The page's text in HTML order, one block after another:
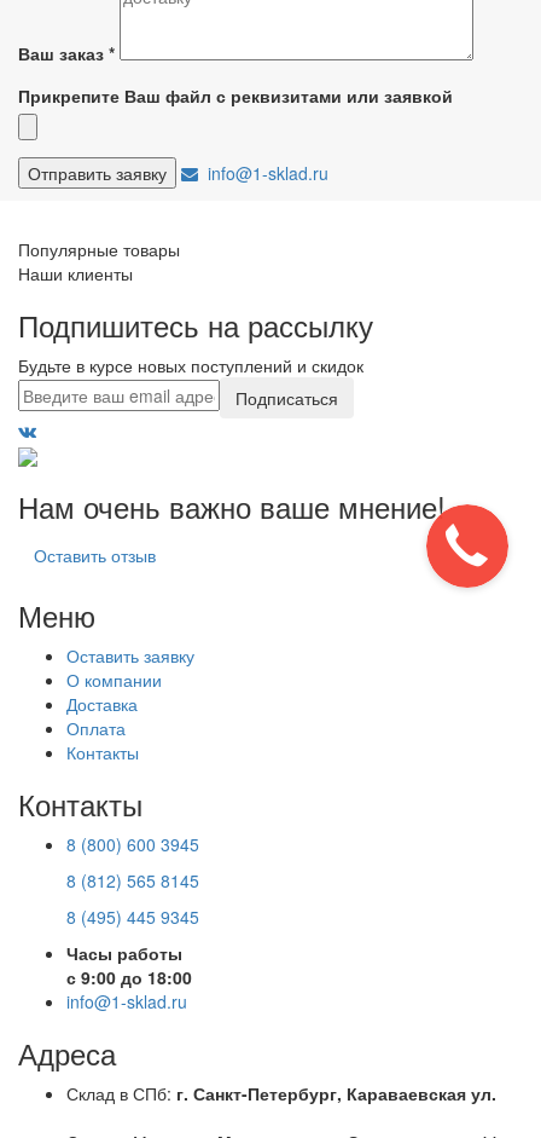
Ваш заказ *
Прикрепите Ваш файл с реквизитами или заявкой
info@1-sklad.ru
Популярные товары
Наши клиенты
Подпишитесь на рассылку
Будьте в курсе новых поступлений и скидок
Подписаться
Нам очень важно ваше мнение!
Оставить отзыв
Меню
Оставить заявку
О компании
Доставка
Оплата
Контакты
Контакты
8 (800) 600 3945
8 (812) 565 8145
8 (495) 445 9345
Часы работы
с 9:00 до 18:00
info@1-sklad.ru
Адреса
Склад в СПб: г. Санкт-Петербург, Караваевская ул.